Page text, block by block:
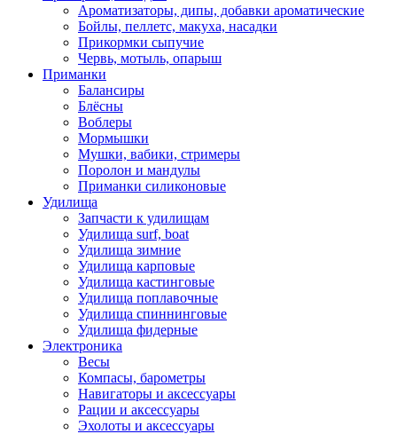
Ароматизаторы, дипы, добавки ароматические
Бойлы, пеллетс, макуха, насадки
Прикормки сыпучие
Червь, мотыль, опарыш
Приманки
Балансиры
Блёсны
Воблеры
Мормышки
Мушки, вабики, стримеры
Поролон и мандулы
Приманки силиконовые
Удилища
Запчасти к удилищам
Удилища surf, boat
Удилища зимние
Удилища карповые
Удилища кастинговые
Удилища поплавочные
Удилища спиннинговые
Удилища фидерные
Электроника
Весы
Компасы, барометры
Навигаторы и аксессуары
Рации и аксессуары
Эхолоты и аксессуары